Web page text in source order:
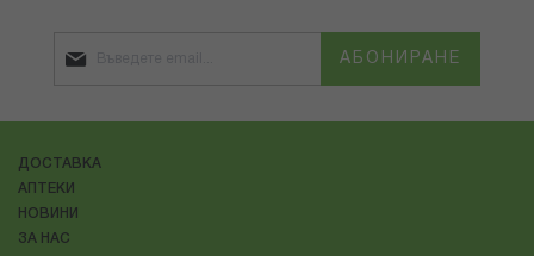
АБОНИРАНЕ
ДОСТАВКА
АПТЕКИ
НОВИНИ
ЗА НАС